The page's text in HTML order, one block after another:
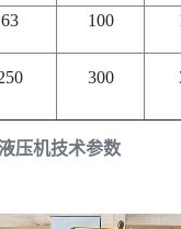
压机技术参数
63 100
300